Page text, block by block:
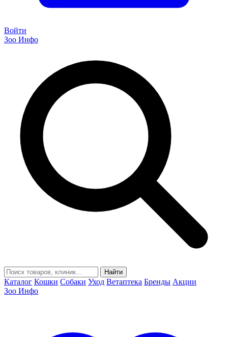
Войти
Зоо Инфо
Найти
Каталог Кошки Собаки Уход Ветаптека Бренды Акции
Зоо Инфо